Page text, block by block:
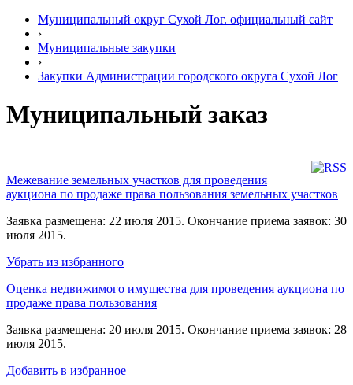
Муниципальный округ Сухой Лог. официальный сайт
›
Муниципальные закупки
›
Закупки Администрации городского округа Сухой Лог
Муниципальный заказ
Межевание земельных участков для проведения
аукциона по продаже права пользования земельных участков
Заявка размещена: 22 июля 2015. Окончание приема заявок: 30
июля 2015.
Убрать из избранного
Оценка недвижимого имущества для проведения аукциона по
продаже права пользования
Заявка размещена: 20 июля 2015. Окончание приема заявок: 28
июля 2015.
Добавить в избранное